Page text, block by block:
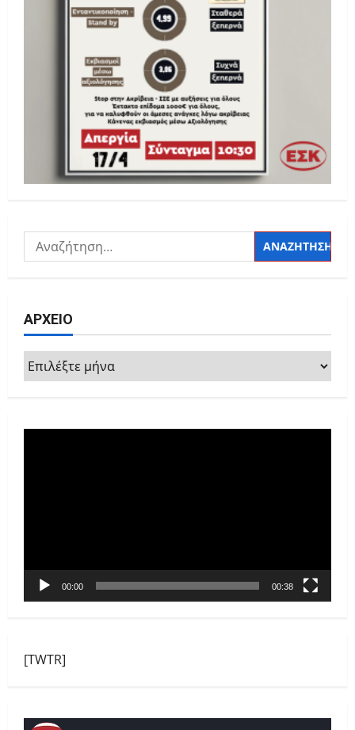
Αναζήτηση
για:
ΑΡΧΕΙΟ
ΑΡΧΕΙΟ
00:00 00:38
[TWTR]